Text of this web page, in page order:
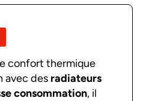
confort thermique
avec des radiateurs
consommation, il